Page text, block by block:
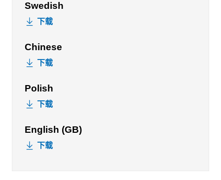
Swedish
下载
Chinese
下载
Polish
下载
English (GB)
下载